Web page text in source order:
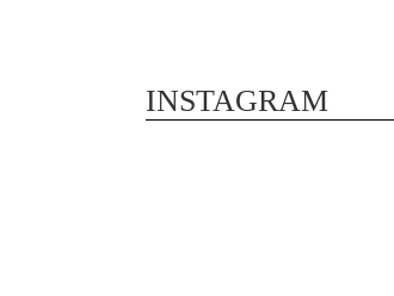
INSTAGRAM